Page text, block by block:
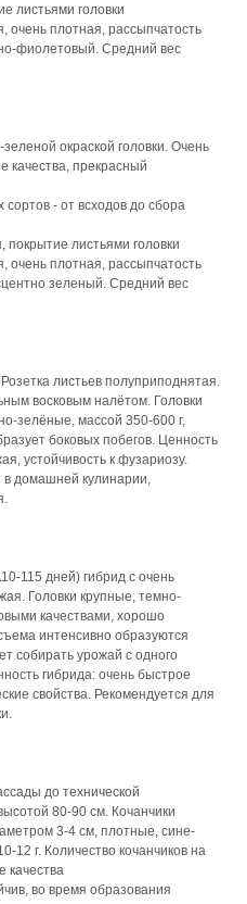
листьями головки
очень плотная, рассыпчатость
фиолетовый. Средний вес
окраской головки. Очень
качества, прекрасный
сортов - от всходов до сбора
покрытие листьями головки
очень плотная, рассыпчатость
зеленый. Средний вес
листьев полуприподнятая.
восковым налётом. Головки
зелёные, массой 350-600 г,
боковых побегов. Ценность
устойчивость к фузариозу.
в домашней кулинарии,
115 дней) гибрид с очень
Головки крупные, темно-
качествами, хорошо
интенсивно образуются
собирать урожай с одного
гибрида: очень быстрое
свойства. Рекомендуется для
до технической
80-90 см. Кочанчики
3-4 см, плотные, сине-
12 г. Количество кочанчиков на
качества
во время образования